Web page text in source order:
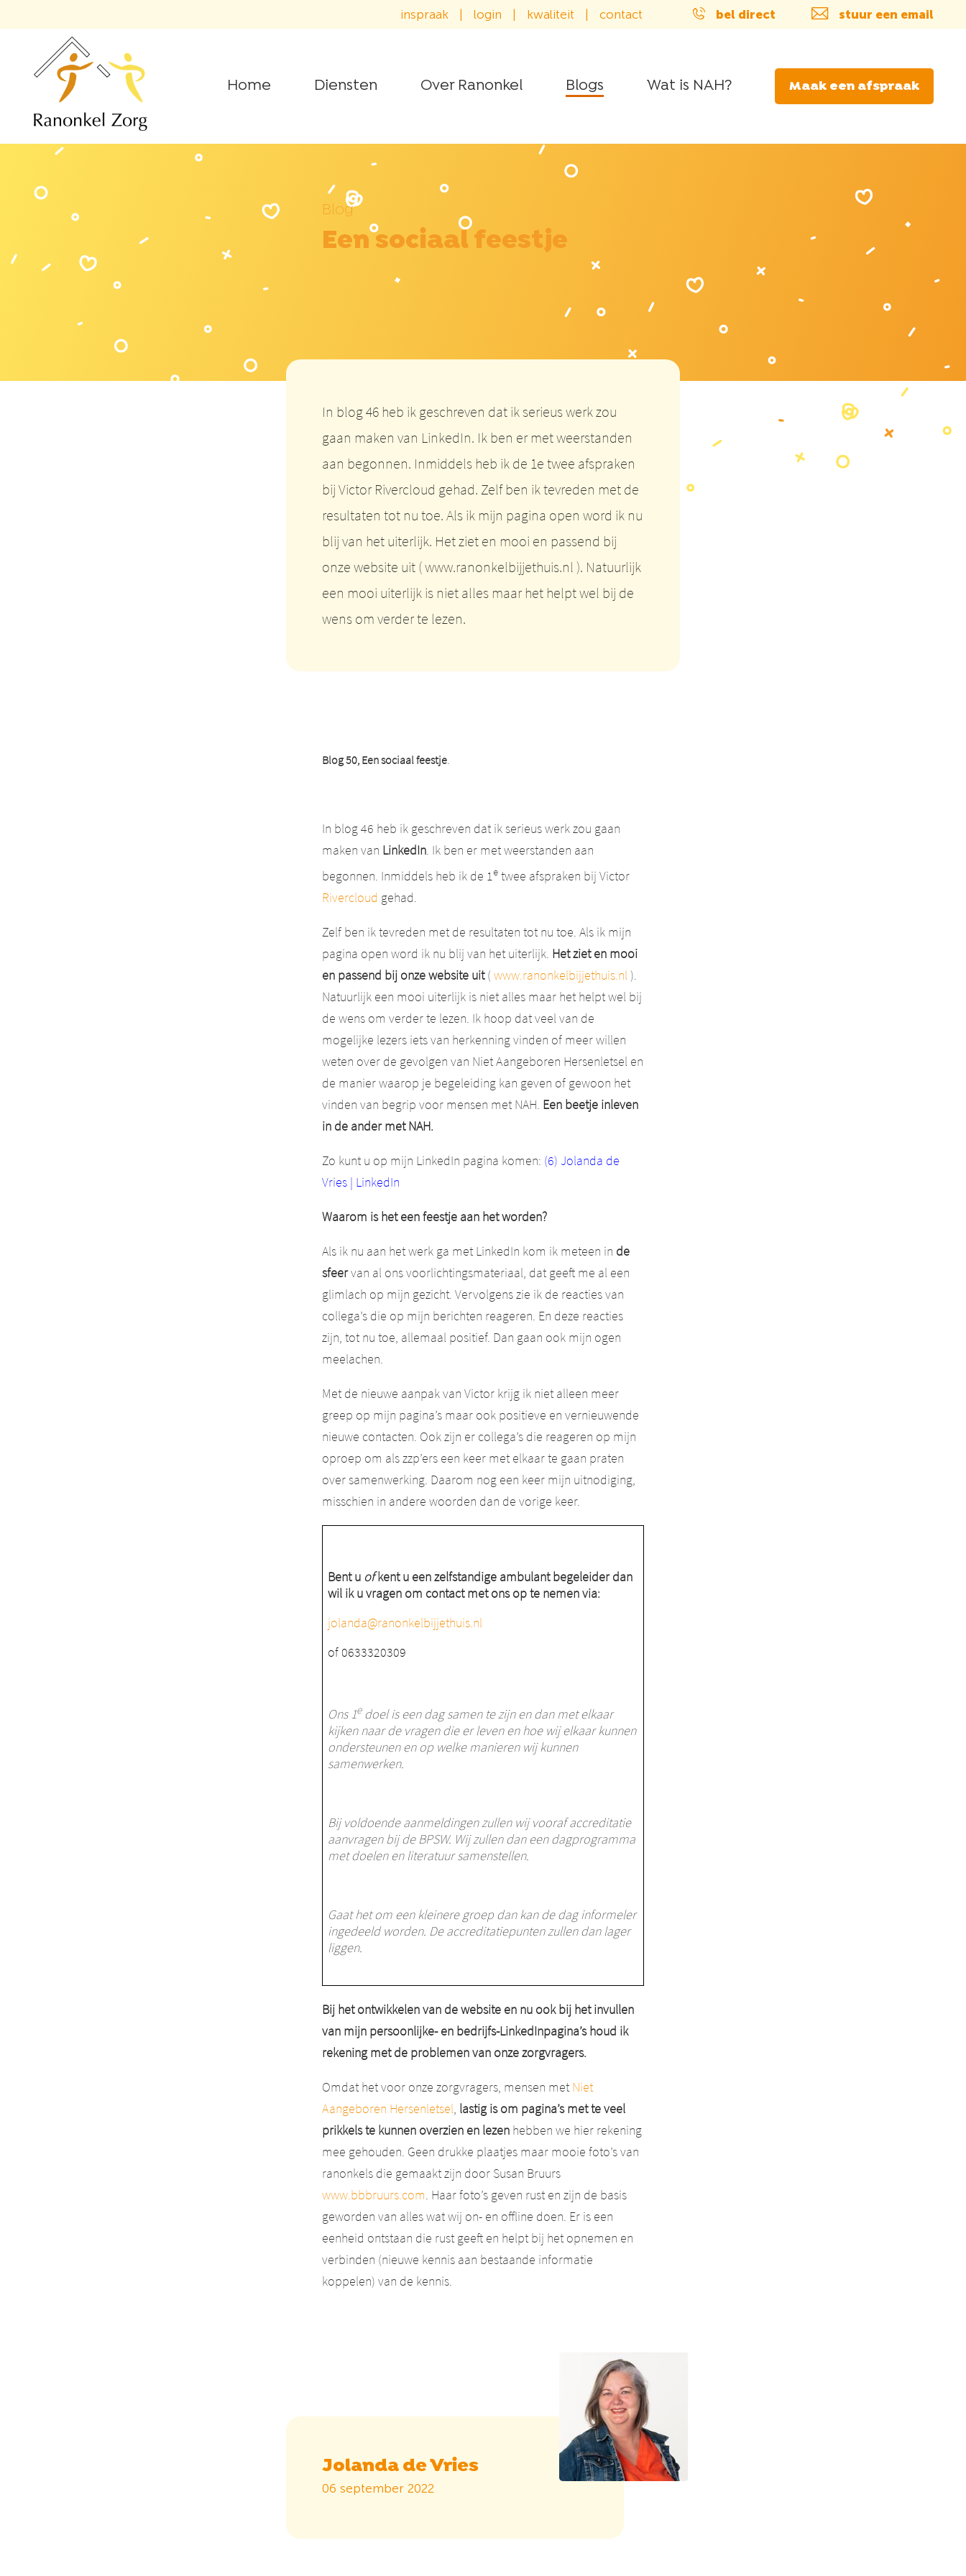
inspraak login kwaliteit contact bel direct stuur een email
Home Diensten Over Ranonkel Blogs Wat is NAH? Maak een afspraak
Blog
Een sociaal feestje
In blog 46 heb ik geschreven dat ik serieus werk zou
gaan maken van LinkedIn. Ik ben er met weerstanden
aan begonnen. Inmiddels heb ik de 1e twee afspraken
bij Victor Rivercloud gehad. Zelf ben ik tevreden met de
resultaten tot nu toe. Als ik mijn pagina open word ik nu
blij van het uiterlijk. Het ziet en mooi en passend bij
onze website uit ( www.ranonkelbijjethuis.nl ). Natuurlijk
een mooi uiterlijk is niet alles maar het helpt wel bij de
wens om verder te lezen.
Blog 50, Een sociaal feestje.
In blog 46 heb ik geschreven dat ik serieus werk zou gaan
maken van LinkedIn. Ik ben er met weerstanden aan
begonnen. Inmiddels heb ik de 1etwee afspraken bij Victor
Rivercloud gehad.
Zelf ben ik tevreden met de resultaten tot nu toe. Als ik mijn
pagina open word ik nu blij van het uiterlijk. Het ziet en mooi
en passend bij onze website uit(www.ranonkelbijjethuis.nl ).
Natuurlijk een mooi uiterlijk is niet alles maar het helpt wel bij
de wens om verder te lezen. Ik hoop dat veel van de
mogelijke lezers iets van herkenning vinden of meer willen
weten over de gevolgen van Niet Aangeboren Hersenletsel en
de manier waarop je begeleiding kan geven of gewoon het
vinden van begrip voor mensen met NAH. Een beetje inleven
in de ander met NAH.
Zo kunt u op mijn LinkedIn pagina komen: (6) Jolanda de
Vries | LinkedIn
Waarom is het een feestje aan het worden?
Als ik nu aan het werk ga met LinkedIn kom ik meteen in de
sfeervan al ons voorlichtingsmateriaal, dat geeft me al een
glimlach op mijn gezicht. Vervolgens zie ik de reacties van
collega’s die op mijn berichten reageren. En deze reacties
zijn, tot nu toe, allemaal positief. Dan gaan ook mijn ogen
meelachen.
Met de nieuwe aanpak van Victor krijg ik niet alleen meer
greep op mijn pagina’s maar ook positieve en vernieuwende
nieuwe contacten. Ook zijn er collega’s die reageren op mijn
oproep om als zzp’ers een keer met elkaar te gaan praten
over samenwerking. Daarom nog een keer mijn uitnodiging,
misschien in andere woorden dan de vorige keer.
Bent u ofkent u een zelfstandige ambulant begeleider dan
wil ik u vragen om contact met ons op te nemen via:
jolanda@ranonkelbijjethuis.nl
of 0633320309
Ons 1edoel is een dag samen te zijn en dan met elkaar
kijken naar de vragen die er leven en hoe wij elkaar kunnen
ondersteunen en op welke manieren wij kunnen
samenwerken.
Bij voldoende aanmeldingen zullen wij vooraf accreditatie
aanvragen bij de BPSW. Wij zullen dan een dagprogramma
met doelen en literatuur samenstellen.
Gaat het om een kleinere groep dan kan de dag informeler
ingedeeld worden. De accreditatiepunten zullen dan lager
liggen.
Bij het ontwikkelen van de website en nu ook bij het invullen
van mijn persoonlijke- en bedrijfs-LinkedInpagina’s houd ik
rekening met de problemen van onze zorgvragers.
Omdat het voor onze zorgvragers, mensen met Niet
Aangeboren Hersenletsel, lastig is om pagina’s met te veel
prikkels te kunnen overzien en lezenhebben we hier rekening
mee gehouden. Geen drukke plaatjes maar mooie foto’s van
ranonkels die gemaakt zijn door Susan Bruurs
www.bbbruurs.com. Haar foto’s geven rust en zijn de basis
geworden van alles wat wij on- en offline doen. Er is een
eenheid ontstaan die rust geeft en helpt bij het opnemen en
verbinden (nieuwe kennis aan bestaande informatie
koppelen) van de kennis.
Jolanda de Vries
06 september 2022